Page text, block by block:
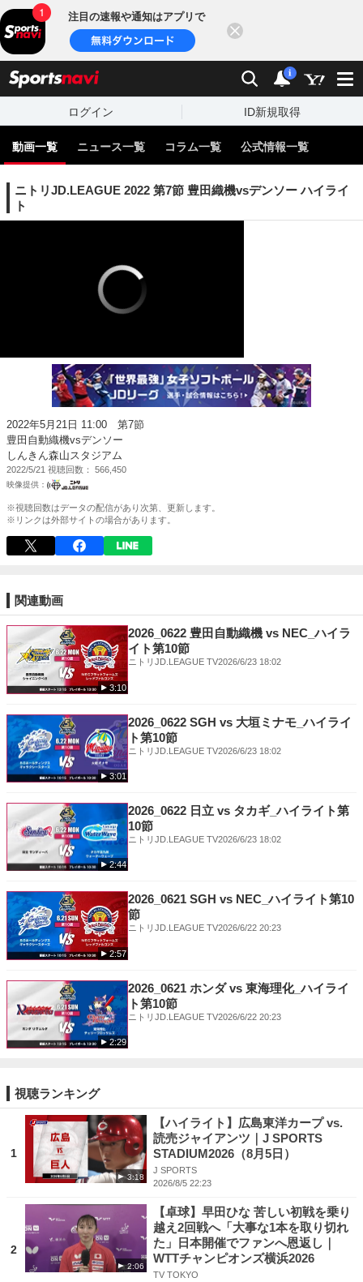
注目の速報や通知はアプリで
検索 通知
i
ログイン ID新規取得
動画一覧 ニュース一覧 コラム一覧 公式情報一覧
ニトリJD.LEAGUE 2022 第7節 豊田織機vsデンソー ハイライ
ト
2022年5月21日 11:00 第7節
豊田自動織機vsデンソー
しんきん森山スタジアム
2022/5/21 視聴回数 566,450
※視聴回数はデータの配信があり次第、更新します。
※リンクは外部サイトの場合があります。
関連動画
3:10
2026_0622 豊田自動織機 vs NEC_ハイラ
イト第10節
ニトリJD.LEAGUE TV2026/6/23 18:02
3:01
2026_0622 SGH vs 大垣ミナモ_ハイライ
ト第10節
ニトリJD.LEAGUE TV2026/6/23 18:02
2:44
2026_0622 日立 vs タカギ_ハイライト第
10節
ニトリJD.LEAGUE TV2026/6/23 18:02
2:57
2026_0621 SGH vs NEC_ハイライト第10
節
ニトリJD.LEAGUE TV2026/6/22 20:23
2:29
2026_0621 ホンダ vs 東海理化_ハイライ
ト第10節
ニトリJD.LEAGUE TV2026/6/22 20:23
視聴ランキング
1
3:18
【ハイライト】広島東洋カープ vs.
読売ジャイアンツ｜J SPORTS
STADIUM2026（8月5日）
J SPORTS
2026/8/5 22:23
2
2:06
【卓球】早田ひな 苦しい初戦を乗り
越え2回戦へ「大事な1本を取り切れ
た」日本開催でファンへ恩返し｜
WTTチャンピオンズ横浜2026
TV TOKYO